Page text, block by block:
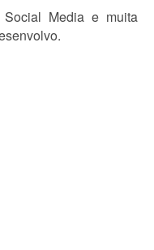
Media e muita